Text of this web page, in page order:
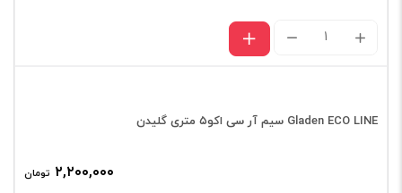
دوربین
ثبت
خودرو
Gladen ECO LINE سیم آر سی اکو۵ متری گلیدن
۲,۲۰۰,۰۰۰ تومان